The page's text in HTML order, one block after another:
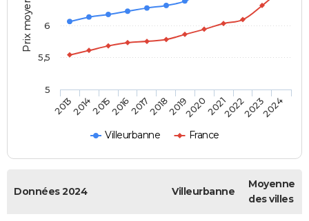
Villeurbanne France
201320142015201620172018201920202021202220232024
5
5,5
6
Données 2024 Villeurbanne
Moyenne
des villes